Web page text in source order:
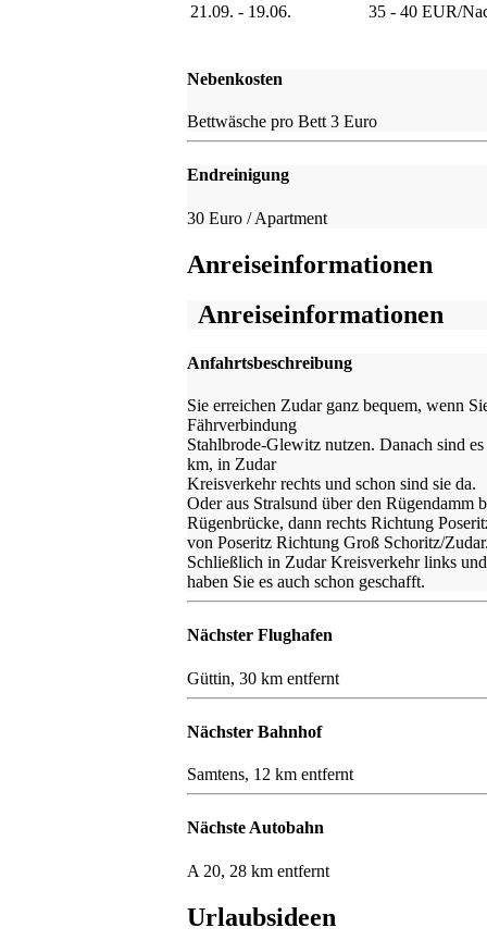
21.09. - 19.06. 35 - 40 EUR/
Nebenkosten
Bettwäsche pro Bett 3 Euro
Endreinigung
30 Euro / Apartment
Anreiseinformationen
Anreiseinformationen
Anfahrtsbeschreibung
Sie erreichen Zudar ganz bequem, wenn
Fährverbindung
Stahlbrode-Glewitz nutzen. Danach sind
km, in Zudar
Kreisverkehr rechts und schon sind sie da.
Oder aus Stralsund über den Rügendamm
Rügenbrücke, dann rechts Richtung
von Poseritz Richtung Groß Schoritz/
Schließlich in Zudar Kreisverkehr links
haben Sie es auch schon geschafft.
Nächster Flughafen
Güttin, 30 km entfernt
Nächster Bahnhof
Samtens, 12 km entfernt
Nächste Autobahn
A 20, 28 km entfernt
Urlaubsideen